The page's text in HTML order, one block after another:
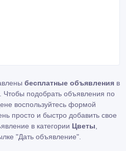
бесплатные объявления в
. Чтобы подобрать объявления по
воспользуйтесь формой
просто и быстро добавить свое
в категории Цветы
"Дать объявление"